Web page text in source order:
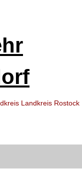
Landkreis Rostock